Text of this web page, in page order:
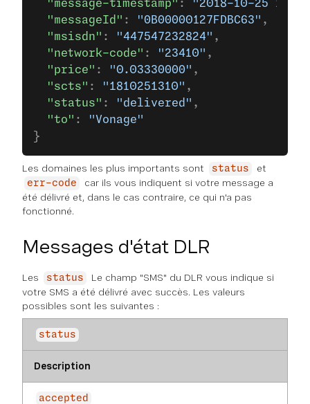
  "message-timestamp"
:
"2018-10-25
  "messageId"
: "0B00000127FDBC63" ,
  "msisdn"
: "447547232824" ,
  "network-code"
: "23410" ,
  "price"
: "0.03330000" ,
  "scts"
: "1810251310" ,
  "status"
: "delivered" ,
  "to"
:
"Vonage"
}
Les domaines les plus importants sont status et
err-code
car ils vous indiquent si votre message a
été délivré et, dans le cas contraire, ce qui n'a pas
fonctionné.
Messages d'état DLR
Les status
Le champ "SMS" du DLR vous indique si
votre SMS a été délivré avec succès. Les valeurs
possibles sont les suivantes :
status
Description
accepted